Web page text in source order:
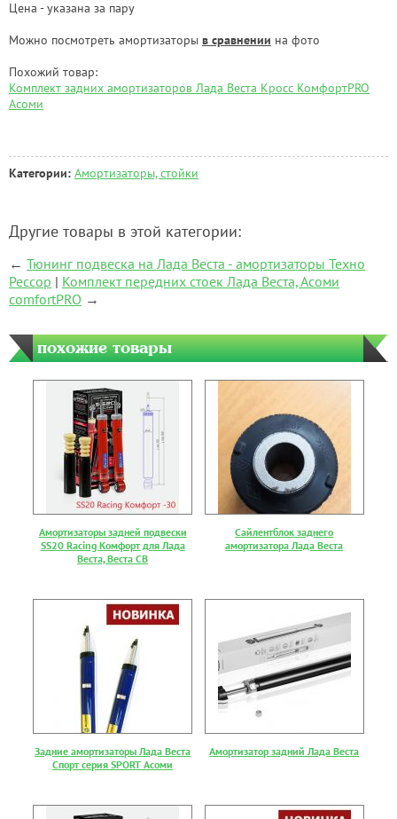
Цена - указана за пару
Можно посмотреть амортизаторы в сравнении на фото
Похожий товар:
Комплект задних амортизаторов Лада Веста Кросс КомфортPRO
Асоми
Категории: Амортизаторы, стойки
Другие товары в этой категории:
← Тюнинг подвеска на Лада Веста - амортизаторы Техно
Рессор | Комплект передних стоек Лада Веста, Асоми
comfortPRO →
похожие товары
Амортизаторы задней подвески
SS20 Racing Комфорт для Лада
Веста, Веста СВ
Сайлентблок заднего
амортизатора Лада Веста
Задние амортизаторы Лада Веста
Спорт серия SPORT Асоми
Амортизатор задний Лада Веста